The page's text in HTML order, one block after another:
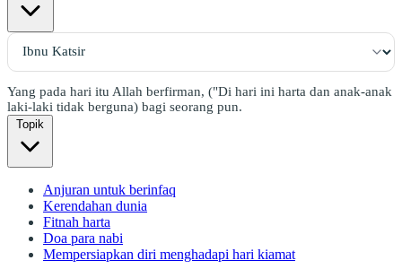
Yang pada hari itu Allah berfirman, ("Di hari ini harta dan anak-anak
laki-laki tidak berguna) bagi seorang pun.
Topik
Anjuran untuk berinfaq
Kerendahan dunia
Fitnah harta
Doa para nabi
Mempersiapkan diri menghadapi hari kiamat